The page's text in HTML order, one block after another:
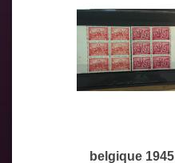
belgique 1945